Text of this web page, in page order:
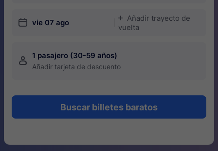
󱎗 vie 07 ago
󱅇
Añadir trayecto de
vuelta
󱍂 1 pasajero (30-59 años)
Añadir tarjeta de descuento
Buscar billetes baratos